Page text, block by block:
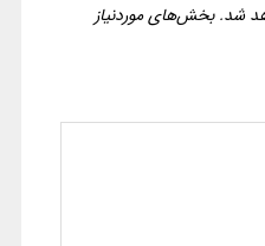
شد. بخش‌های موردنیاز